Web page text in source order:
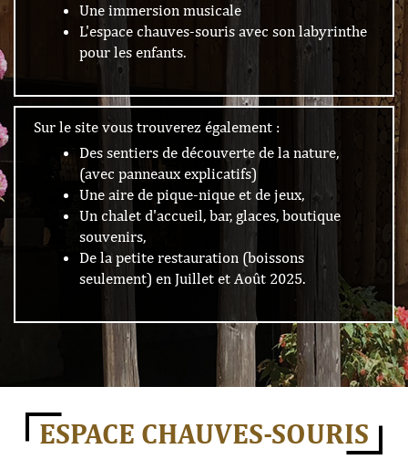
Une immersion musicale
L'espace chauves-souris avec son labyrinthe
pour les enfants.
Sur le site vous trouverez également :
Des sentiers de découverte de la nature,
(avec panneaux explicatifs)
Une aire de pique-nique et de jeux,
Un chalet d'accueil, bar, glaces, boutique
souvenirs,
De la petite restauration (boissons
seulement) en Juillet et Août 2025.
ESPACE CHAUVES-SOURIS